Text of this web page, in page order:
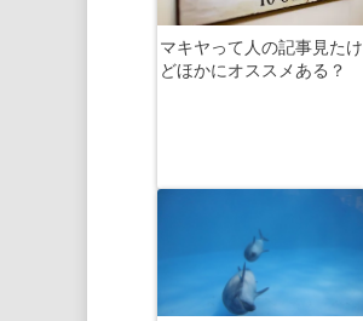
マキヤって人の記事見たけ
どほかにオススメある？